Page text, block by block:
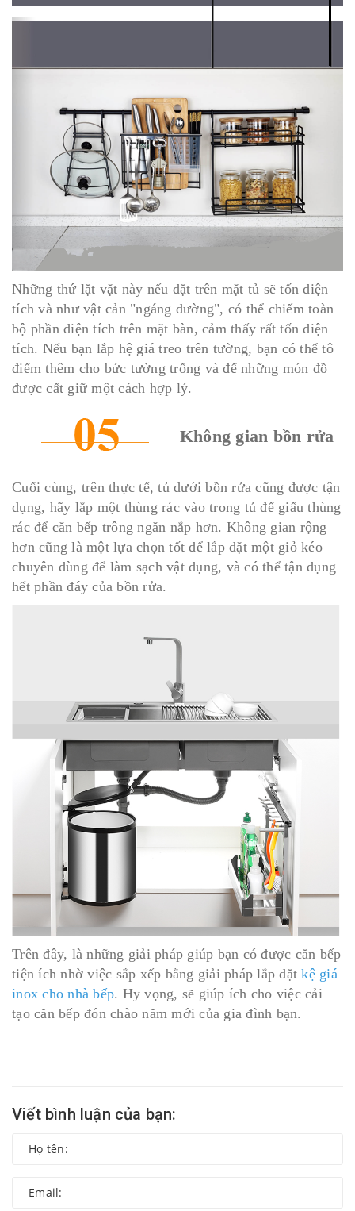
Những thứ lặt vặt này nếu đặt trên mặt tủ sẽ tốn diện
tích và như vật cản "ngáng đường", có thể chiếm toàn
bộ phần diện tích trên mặt bàn, cảm thấy rất tốn diện
tích. Nếu bạn lắp hệ giá treo trên tường, bạn có thể tô
điểm thêm cho bức tường trống và để những món đồ
được cất giữ một cách hợp lý.
Không gian bồn rửa
Cuối cùng, trên thực tế, tủ dưới bồn rửa cũng được tận
dụng, hãy lắp một thùng rác vào trong tủ để giấu thùng
rác để căn bếp trông ngăn nắp hơn. Không gian rộng
hơn cũng là một lựa chọn tốt để lắp đặt một giỏ kéo
chuyên dùng để làm sạch vật dụng, và có thể tận dụng
hết phần đáy của bồn rửa.
Trên đây, là những giải pháp giúp bạn có được căn bếp
tiện ích nhờ việc sắp xếp bằng giải pháp lắp đặtkệ giá
inox cho nhà bếp. Hy vọng, sẽ giúp ích cho việc cải
tạo căn bếp đón chào năm mới của gia đình bạn.
Viết bình luận của bạn: